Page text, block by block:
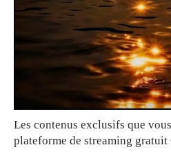
Les contenus exclusifs que
plateforme de streaming gratuit